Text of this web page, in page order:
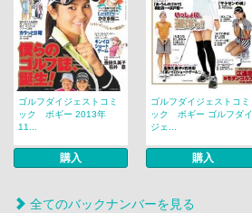
ゴルフダイジェストコミ
ック ボギー 2013年
11...
購入
ゴルフダイジェストコミ
ック ボギー ゴルフダイ
ジェ...
購入
全てのバックナンバーを見る